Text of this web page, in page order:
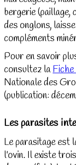
bergerie (paillage,
des onglons,
compléments
Pour en savoir
consultez laFiche
Nationale des
(publication:
Les parasites
Le parasitage est
l'ovin. Il existe